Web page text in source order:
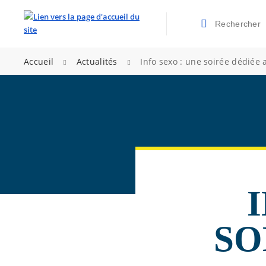
Valider la
Accueil Actualités Info sexo : une soirée dédiée